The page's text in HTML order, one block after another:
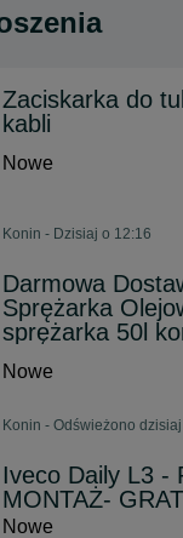
Zaciskarka do
kabli
Nowe
Konin - Dzisiaj o 12:16
Darmowa
Sprężarka
sprężarka 50l
Nowe
Konin - Odświeżono
Iveco Daily L3 -
MONTAŻ-
Nowe